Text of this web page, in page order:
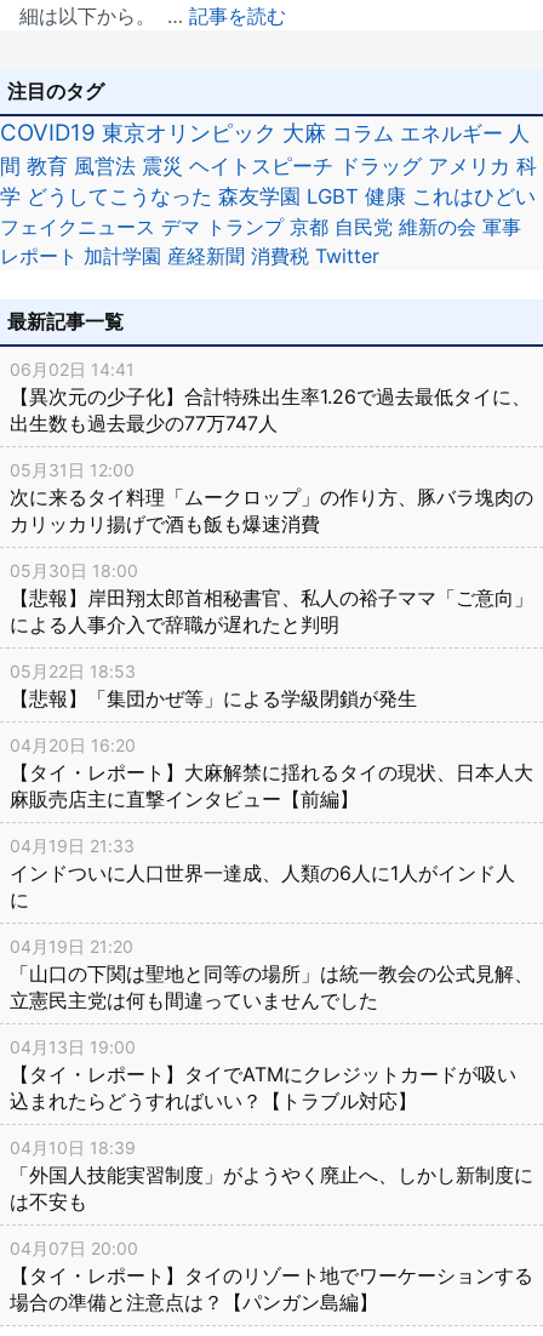
細は以下から。 … 記事を読む
注目のタグ
COVID19 東京オリンピック 大麻 コラム エネルギー 人
間 教育 風営法 震災 ヘイトスピーチ ドラッグ アメリカ 科
学 どうしてこうなった 森友学園 LGBT 健康 これはひどい
フェイクニュース デマ トランプ 京都 自民党 維新の会 軍事
レポート 加計学園 産経新聞 消費税 Twitter
最新記事一覧
06月02日 14:41
【異次元の少子化】合計特殊出生率1.26で過去最低タイに、
出生数も過去最少の77万747人
05月31日 12:00
次に来るタイ料理「ムークロップ」の作り方、豚バラ塊肉の
カリッカリ揚げで酒も飯も爆速消費
05月30日 18:00
【悲報】岸田翔太郎首相秘書官、私人の裕子ママ「ご意向」
による人事介入で辞職が遅れたと判明
05月22日 18:53
【悲報】「集団かぜ等」による学級閉鎖が発生
04月20日 16:20
【タイ・レポート】大麻解禁に揺れるタイの現状、日本人大
麻販売店主に直撃インタビュー【前編】
04月19日 21:33
インドついに人口世界一達成、人類の6人に1人がインド人
に
04月19日 21:20
「山口の下関は聖地と同等の場所」は統一教会の公式見解、
立憲民主党は何も間違っていませんでした
04月13日 19:00
【タイ・レポート】タイでATMにクレジットカードが吸い
込まれたらどうすればいい？【トラブル対応】
04月10日 18:39
「外国人技能実習制度」がようやく廃止へ、しかし新制度に
は不安も
04月07日 20:00
【タイ・レポート】タイのリゾート地でワーケーションする
場合の準備と注意点は？【パンガン島編】